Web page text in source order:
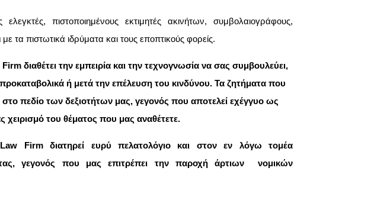
πιστοποιημένους εκτιμητές ακινήτων, συμβολαιογράφους,
με τα πιστωτικά ιδρύματα και τους εποπτικούς φορείς.
διαθέτει την εμπειρία και την τεχνογνωσία να σας συμβουλεύει,
ή μετά την επέλευση του κινδύνου. Τα ζητήματα που
πεδίο των δεξιοτήτων μας, γεγονός που αποτελεί εχέγγυο ως
του θέματος που μας αναθέτετε.
Firm διατηρεί ευρύ πελατολόγιο και στον εν λόγω τομέα
γεγονός που μας επιτρέπει την παροχή άρτιων νομικών